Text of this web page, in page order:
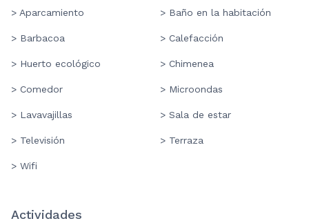
> Aparcamiento > Baño en la habitación
> Barbacoa > Calefacción
> Huerto ecológico > Chimenea
> Comedor > Microondas
> Lavavajillas > Sala de estar
> Televisión > Terraza
> Wifi
Actividades